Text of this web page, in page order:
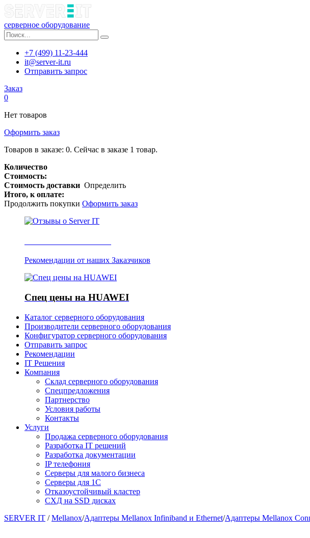
серверное оборудование
+7 (499) 11-23-444
it@server-it.ru
Отправить запрос
Заказ
0
Нет товаров
Оформить заказ
Товаров в заказе: 0. Сейчас в заказе 1 товар.
Количество
Стоимость:
Стоимость доставки Определить
Итого, к оплате:
Продолжить покупки Оформить заказ
Рекомендации от наших Заказчиков
Спец цены на HUAWEI
Каталог серверного оборудования
Производители серверного оборудования
Конфигуратор серверного оборудования
Отправить запрос
Рекомендации
IT Решения
Компания
Склад серверного оборудования
Спецпредложения
Партнерство
Условия работы
Контакты
Услуги
Продажа серверного оборудования
Разработка IT решений
Разработка документации
IP телефония
Серверы для малого бизнеса
Серверы для 1С
Отказоустойчивый кластер
СХД на SSD дисках
SERVER IT / Mellanox/Адаптеры Mellanox Infiniband и Ethernet/Адаптеры Mellanox